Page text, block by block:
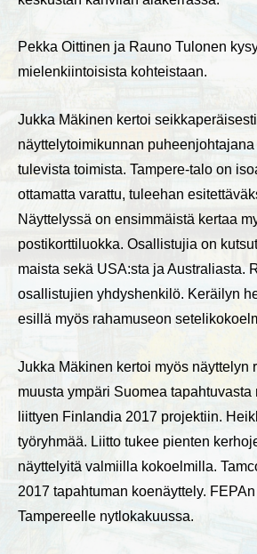
Pekka Oittinen ja Rauno Tulonen
mielenkiintoisista kohteistaan.
Jukka Mäkinen kertoi
näyttelytoimikunnan
tulevista toimista. Tampere-talo on
ottamatta varattu, tuleehan
Näyttelyssä on ensimmäistä kertaa
postikorttiluokka. Osallistujia on
maista sekä USA:sta ja Australiasta.
osallistujien yhdyshenkilö. Keräilyn
esillä myös rahamuseon
Jukka Mäkinen kertoi myös näyttelyn
muusta ympäri Suomea
liittyen Finlandia 2017 projektiin.
työryhmää. Liitto tukee pienten
näyttelyitä valmiilla kokoelmilla.
2017 tapahtuman koenäyttely.
Tampereelle nytlokakuussa.